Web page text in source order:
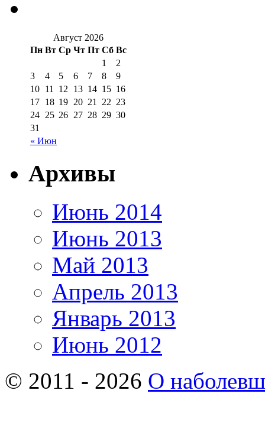
Август 2026
Пн Вт Ср Чт Пт Сб Вс
« Июн
1
2
3
4 5 6 7 8
9
10 11 12 13 14 15 16
17 18 19 20 21 22 23
24 25 26 27 28 29 30
31
Архивы
Июнь 2014
Июнь 2013
Май 2013
Апрель 2013
Январь 2013
Июнь 2012
© 2011 - 2026 О